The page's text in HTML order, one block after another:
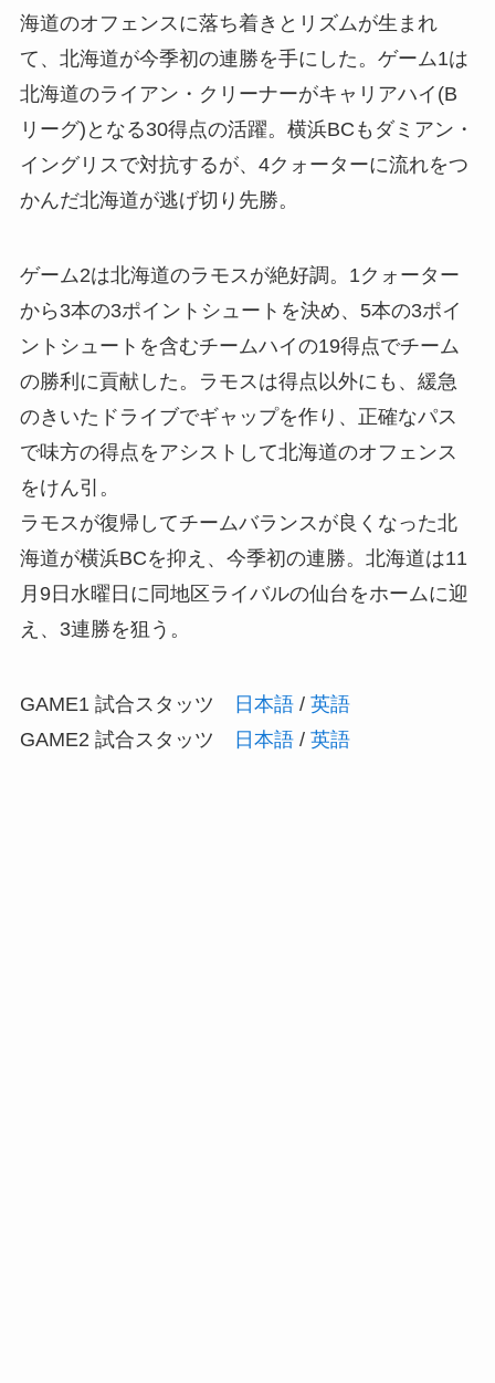
海道のオフェンスに落ち着きとリズムが生まれ
て、北海道が今季初の連勝を手にした。ゲーム1は
北海道のライアン・クリーナーがキャリアハイ(B
リーグ)となる30得点の活躍。横浜BCもダミアン・
イングリスで対抗するが、4クォーターに流れをつ
かんだ北海道が逃げ切り先勝。
ゲーム2は北海道のラモスが絶好調。1クォーター
から3本の3ポイントシュートを決め、5本の3ポイ
ントシュートを含むチームハイの19得点でチーム
の勝利に貢献した。ラモスは得点以外にも、緩急
のきいたドライブでギャップを作り、正確なパス
で味方の得点をアシストして北海道のオフェンス
をけん引。
ラモスが復帰してチームバランスが良くなった北
海道が横浜BCを抑え、今季初の連勝。北海道は11
月9日水曜日に同地区ライバルの仙台をホームに迎
え、3連勝を狙う。
GAME1 試合スタッツ 日本語/ 英語
GAME2 試合スタッツ
日本語/ 英語